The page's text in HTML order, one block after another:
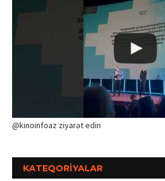
@kinoinfoaz ziyarət edin
KATEQORIYALAR